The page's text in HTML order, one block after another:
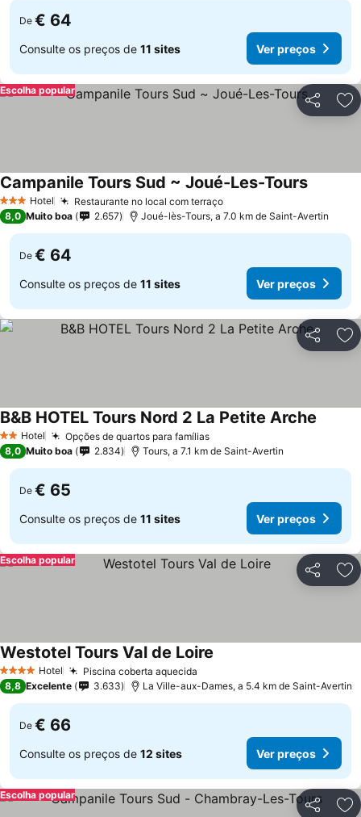
De € 64
Consulte os preços de 11 sites Ver preços
Partilhar
Escolha popular
3 EstrelasHotel Restaurante no local com terraçoVer preços
Campanile Tours Sud ~ Joué-Les-ToursVer
8,0 Muito boa 2.657 Joué-lès-Tours, a 7.0 km de Saint-Avertin
De € 64
Consulte os preços de 11 sites Ver preços
Partilhar
2 Estrelas
Hotel Opções de quartos para famíliasVer preços
B&B HOTEL Tours Nord 2 La Petite Arche
8,0 Muito boa 2.834 Tours, a 7.1 km de Saint-Avertin
De € 65
Consulte os preços de 11 sites Ver preços
Partilhar
Escolha popular
4 EstrelasHotel Piscina coberta aquecida
Westotel Tours Val de Loire
8,8 Excelente 3.633 La Ville-aux-Dames, a 5.4 km de Saint-Avertin
De € 66
Consulte os preços de 12 sites Ver preços
Partilhar
Escolha popular